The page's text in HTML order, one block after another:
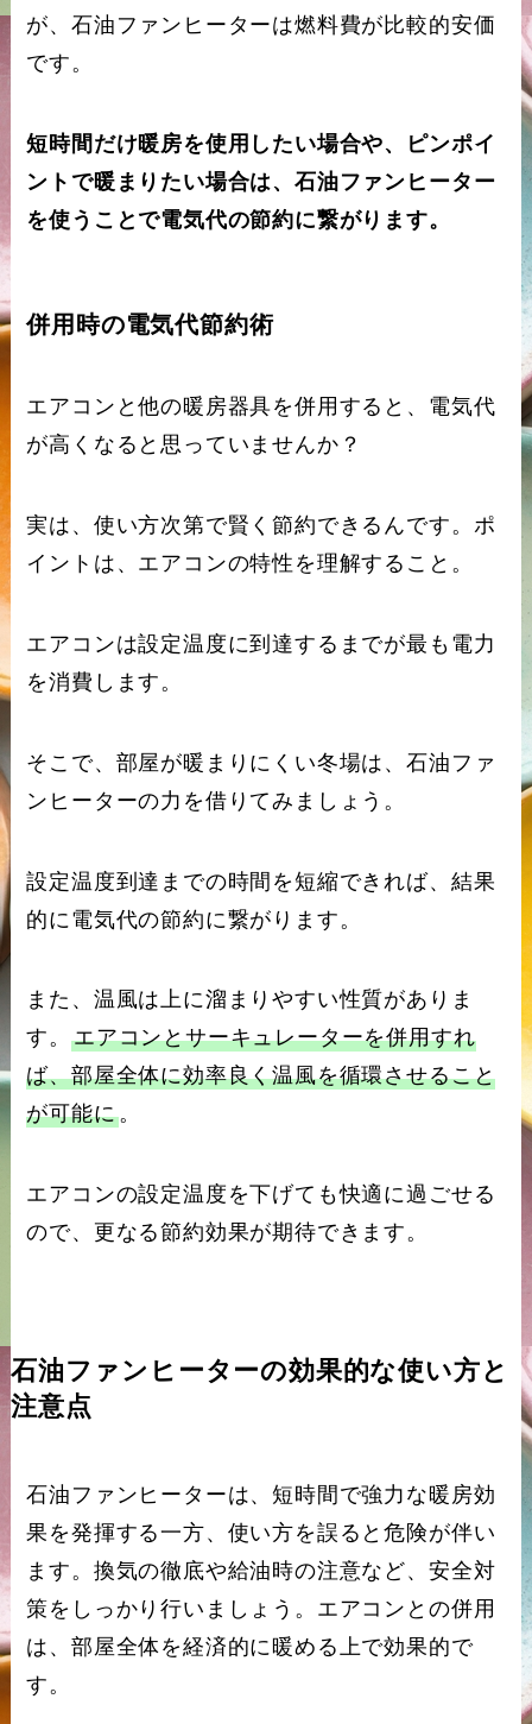
が、石油ファンヒーターは燃料費が比較的安価
です。
短時間だけ暖房を使用したい場合や、ピンポイ
ントで暖まりたい場合は、石油ファンヒーター
を使うことで電気代の節約に繋がります。
併用時の電気代節約術
エアコンと他の暖房器具を併用すると、電気代
が高くなると思っていませんか？
実は、使い方次第で賢く節約できるんです。ポ
イントは、エアコンの特性を理解すること。
エアコンは設定温度に到達するまでが最も電力
を消費します。
そこで、部屋が暖まりにくい冬場は、石油ファ
ンヒーターの力を借りてみましょう。
設定温度到達までの時間を短縮できれば、結果
的に電気代の節約に繋がります。
また、温風は上に溜まりやすい性質がありま
す。エアコンとサーキュレーターを併用すれ
ば、部屋全体に効率良く温風を循環させること
が可能に。
エアコンの設定温度を下げても快適に過ごせる
ので、更なる節約効果が期待できます。
石油ファンヒーターの効果的な使い方と
注意点
石油ファンヒーターは、短時間で強力な暖房効
果を発揮する一方、使い方を誤ると危険が伴い
ます。換気の徹底や給油時の注意など、安全対
策をしっかり行いましょう。エアコンとの併用
は、部屋全体を経済的に暖める上で効果的で
す。